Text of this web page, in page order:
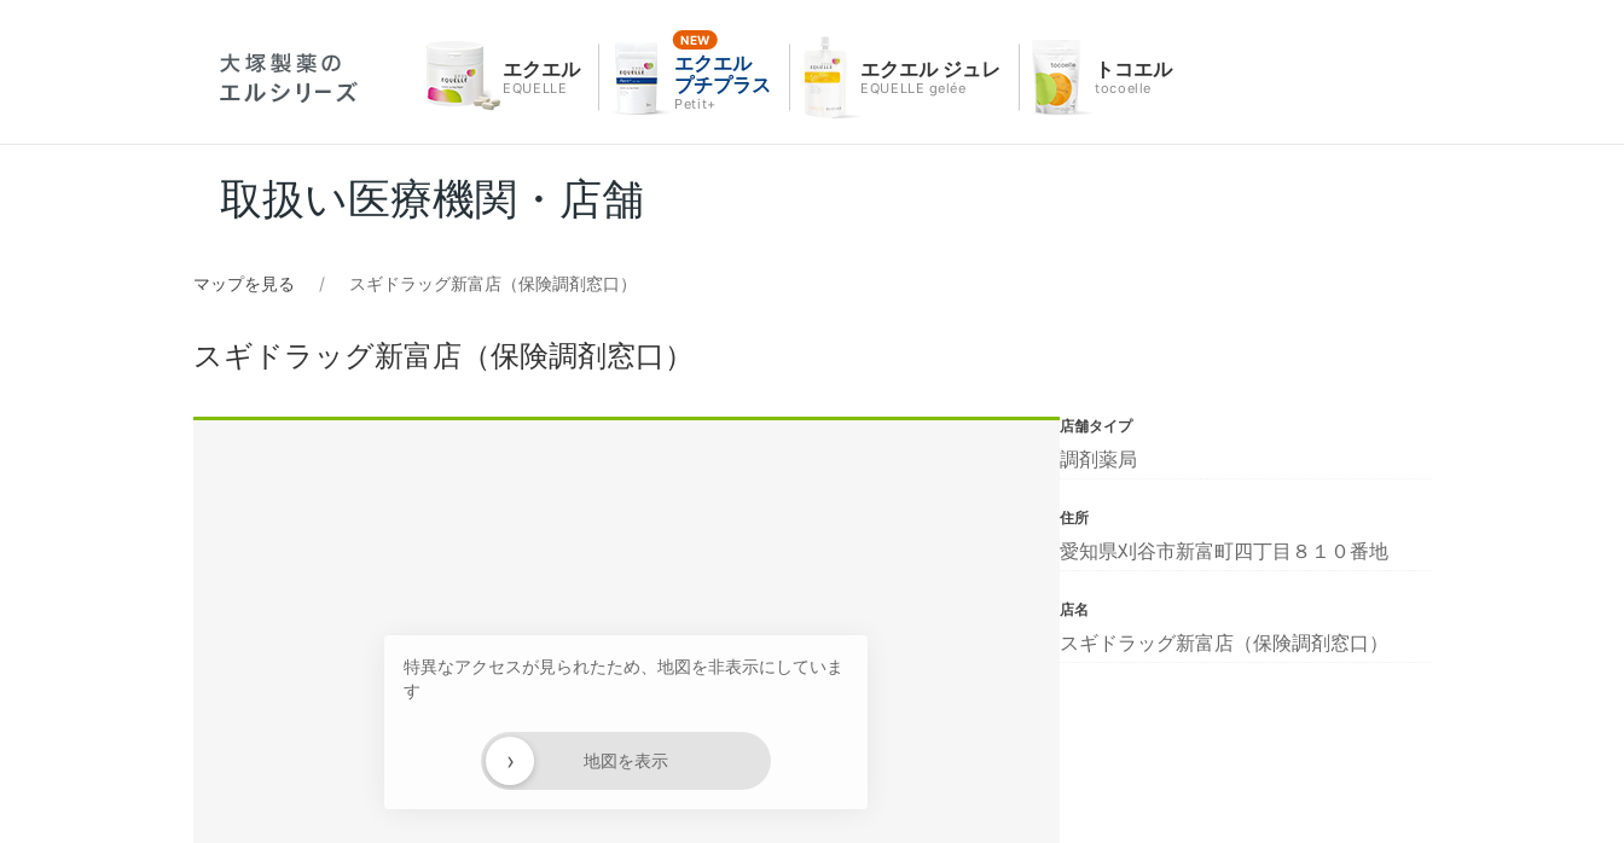
エクエル
EQUELLE
エクエル
プチプラス
Petit+
エクエル ジュレ
EQUELLE gelée
トコエル
tocoelle
取扱い医療機関・店舗
マップを見る スギドラッグ新富店（保険調剤窓口）
スギドラッグ新富店（保険調剤窓口）
特異なアクセスが見られたため、地図を非表示にしていま
す
地図を表示
›
店舗タイプ
調剤薬局
住所
愛知県刈谷市新富町四丁目８１０番地
店名
スギドラッグ新富店（保険調剤窓口）